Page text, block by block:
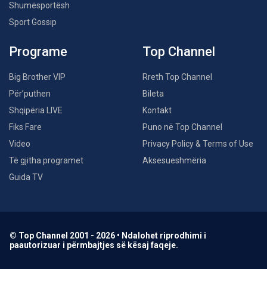
Shumësportësh
Sport Gossip
Programe
Big Brother VIP
Për’puthen
Shqipëria LIVE
Fiks Fare
Video
Të gjitha programet
Guida TV
Top Channel
Rreth Top Channel
Bileta
Kontakt
Puno në Top Channel
Privacy Policy & Terms of Use
Aksesueshmëria
© Top Channel 2001 - 2026 • Ndalohet riprodhimi i
paautorizuar i përmbajtjes së kësaj faqeje.